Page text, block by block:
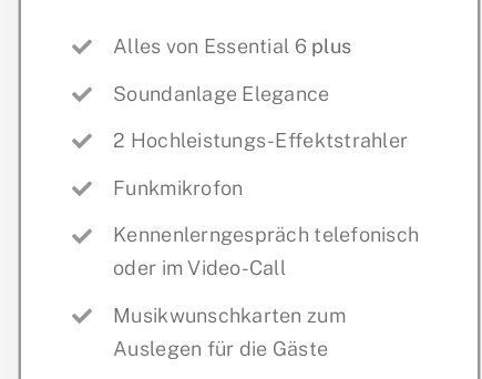
Alles von Essential 6 plus
Soundanlage Elegance
2 Hochleistungs-Effektstrahler
Funkmikrofon
Kennenlerngespräch telefonisch
oder im Video-Call
Musikwunschkarten zum
Auslegen für die Gäste